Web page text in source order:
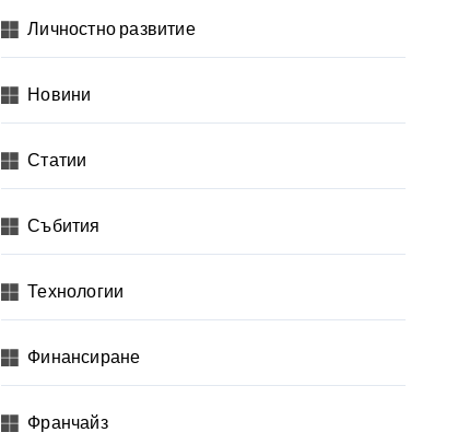
Личностно развитие
Новини
Статии
Събития
Технологии
Финансиране
Франчайз